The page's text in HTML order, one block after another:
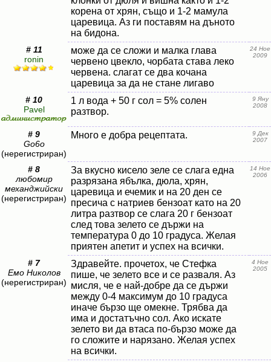
корена от хрян, също и 1-2 мамула
царевица. Аз ги поставям на дъното
на бидона.
# 11
ronin
може да се сложи и малка глава
червено цвекло, чорбата става леко
червена. слагат се два кочана
царевица за да не стане лигаво
24 Ное
2009
# 10
Pavel
1 л вода + 50 г сол = 5% солен
разтвор.
9 Яну
2008
# 9
Go6o
(нерегистриран)
Много е добра рецептата.
9 Дек
2007
# 8
любомир
механджийски
(нерегистриран)
За вкусно кисело зеле се слага една
разрязана ябълка, дюла, хрян,
царевица и ечемик и на 20 ден се
пресича с натриев бензоат като на 20
литра разтвор се слага 20 г бензоат
след това зелето се държи на
температура 0 до 10 градуса. Желая
приятен апетит и успех на всички.
14 Ное
2006
# 7
Емо Николов
(нерегистриран)
Здравейте. прочетох, че Стефка
пише, че зелето все и се разваля. Аз
мисля, че е най-добре да се държи
между 0-4 максимум до 10 градуса
иначе бързо ще омекне. Трябва да
има и достатъчно сол. Ако искате
зелето ви да втаса по-бързо може да
го сложите и нарязано. Желая успех
на всички.
4 Ное
2005